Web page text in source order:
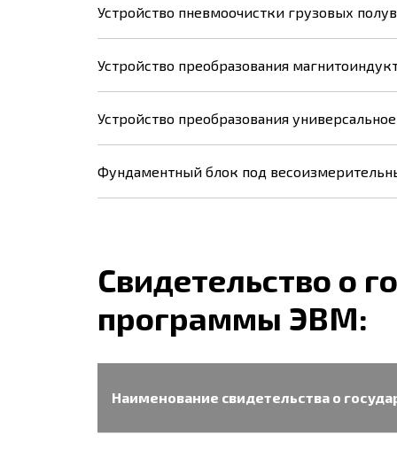
Устройство пневмоочистки грузовых
Устройство преобразования
Устройство преобразования универсальное
Фундаментный блок под
Свидетельство о
программы ЭВМ:
Наименование cвидетельства о